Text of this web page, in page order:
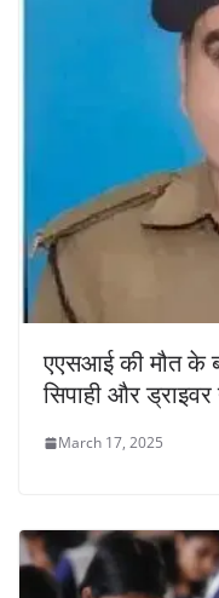
एएसआई की मौत के
सिपाही और
March 17, 2025